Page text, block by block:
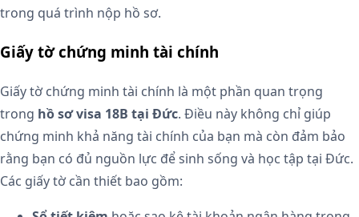
trong quá trình nộp hồ sơ.
Giấy tờ chứng minh tài chính
Giấy tờ chứng minh tài chính là một phần quan trọng
trong hồ sơ visa 18B tại Đức. Điều này không chỉ giúp
chứng minh khả năng tài chính của bạn mà còn đảm bảo
rằng bạn có đủ nguồn lực để sinh sống và học tập tại Đức.
Các giấy tờ cần thiết bao gồm: